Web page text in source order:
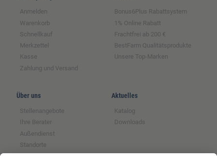
Anmelden
Warenkorb
Schnellkauf
Merkzettel
Kasse
Zahlung und Versand
Bonus6Plus Rabattsystem
1% Online Rabatt
Frachtfrei ab 200 €
BestFarm Qualitätsprodukte
Unsere Top-Marken
Über uns
Stellenangebote
Ihre Berater
Außendienst
Standorte
Aktuelles
Katalog
Downloads